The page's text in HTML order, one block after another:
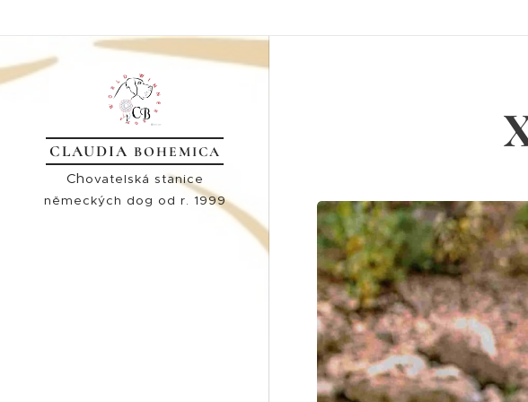
CLAUDIA BOHEMICA
Chovatelská stanice
německých dog od r. 1999